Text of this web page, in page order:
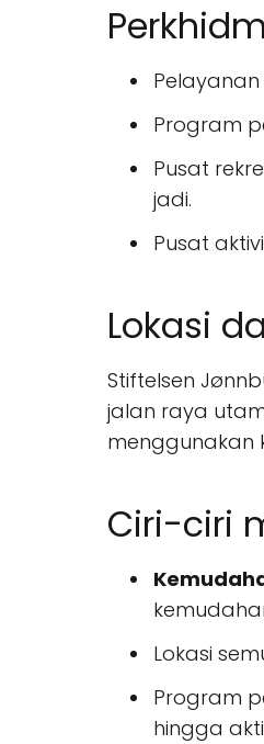
Program
Pusat
jadi.
Pusat
Lokasi
Stiftelsen
jalan raya
menggunakan
Ciri-ciri
Lokasi
Program
hingga